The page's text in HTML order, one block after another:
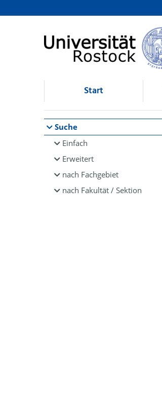
Browsen
direkt zum Inhalt
Start
Suche
Einfach
Erweitert
nach Fachgebiet
nach Fakultät / Sektion